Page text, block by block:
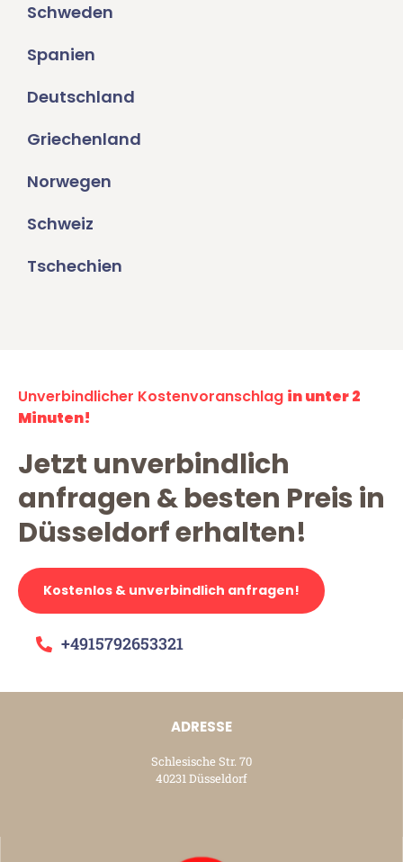
Schweden
Spanien
Deutschland
Griechenland
Norwegen
Schweiz
Tschechien
Unverbindlicher Kostenvoranschlag in unter 2
Minuten!
Jetzt unverbindlich
anfragen & besten Preis in
Düsseldorf erhalten!
Kostenlos & unverbindlich anfragen!
+4915792653321
ADRESSE
Schlesische Str. 70
40231 Düsseldorf